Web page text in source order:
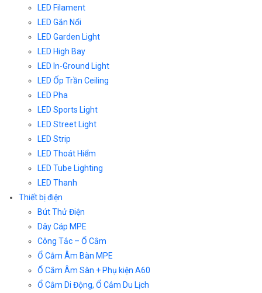
LED Filament
LED Gắn Nổi
LED Garden Light
LED High Bay
LED In-Ground Light
LED Ốp Trần Ceiling
LED Pha
LED Sports Light
LED Street Light
LED Strip
LED Thoát Hiểm
LED Tube Lighting
LED Thanh
Thiết bị điện
Bút Thử Điện
Dây Cáp MPE
Công Tắc – Ổ Cắm
Ổ Cắm Âm Bàn MPE
Ổ Cắm Âm Sàn + Phụ kiện A60
Ổ Cắm Di Động, Ổ Cắm Du Lịch